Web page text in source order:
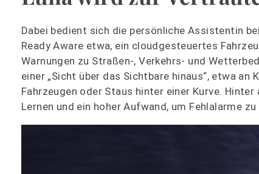
Dabei bedient sich die persönliche Assistentin
Ready Aware etwa, ein cloudgesteuertes
Warnungen zu Straßen-, Verkehrs- und
einer „Sicht über das Sichtbare hinaus“, etwa
Fahrzeugen oder Staus hinter einer Kurve.
Lernen und ein hoher Aufwand, um Fehlalarme zu